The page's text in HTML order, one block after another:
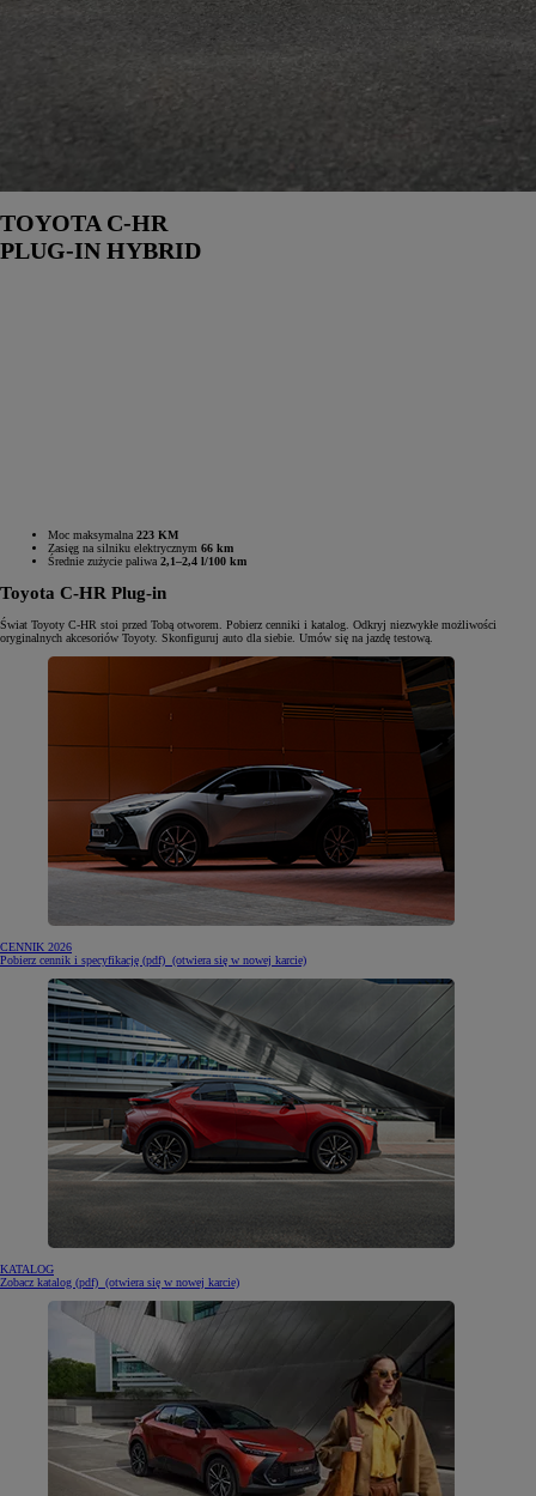
TOYOTA C-HR
PLUG-IN HYBRID
Moc maksymalna 223 KM
Zasięg na silniku elektrycznym 66 km
Średnie zużycie paliwa 2,1–2,4 l/100 km
Toyota C-HR Plug-in
Świat Toyoty C-HR stoi przed Tobą otworem. Pobierz cenniki i katalog. Odkryj niezwykłe możliwości
oryginalnych akcesoriów Toyoty. Skonfiguruj auto dla siebie. Umów się na jazdę testową.
CENNIK 2026
Pobierz cennik i specyfikację (pdf) (otwiera się w nowej karcie)
KATALOG
Zobacz katalog (pdf) (otwiera się w nowej karcie)